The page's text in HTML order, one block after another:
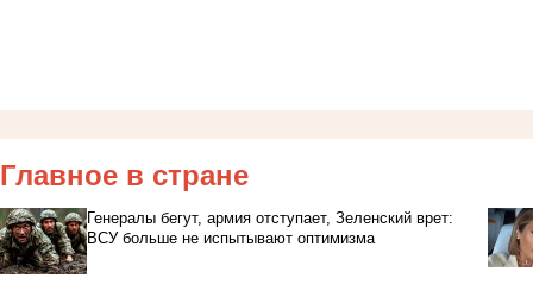
Главное в стране
Генералы бегут, армия отступает, Зеленский врет:
ВСУ больше не испытывают оптимизма